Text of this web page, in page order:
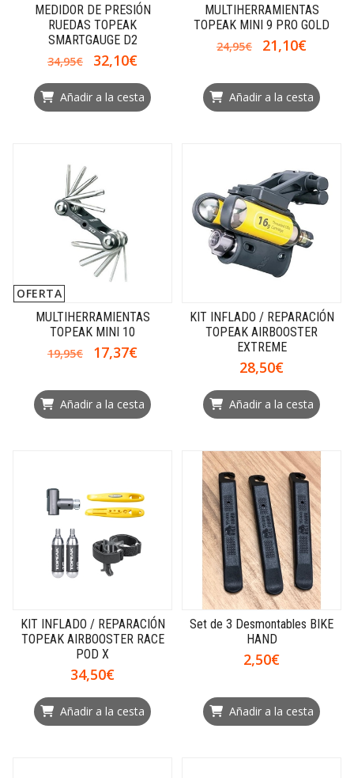
MEDIDOR DE PRESIÓN
RUEDAS TOPEAK
SMARTGAUGE D2
34,95€
32,10€
Añadir a la cesta
MULTIHERRAMIENTAS
TOPEAK MINI 9 PRO GOLD
24,95€
21,10€
Añadir a la cesta
OFERTA
MULTIHERRAMIENTAS
TOPEAK MINI 10
19,95€
17,37€
Añadir a la cesta
KIT INFLADO / REPARACIÓN
TOPEAK AIRBOOSTER
EXTREME
28,50€
Añadir a la cesta
KIT INFLADO / REPARACIÓN
TOPEAK AIRBOOSTER RACE
POD X
34,50€
Añadir a la cesta
Set de 3 Desmontables BIKE
HAND
2,50€
Añadir a la cesta